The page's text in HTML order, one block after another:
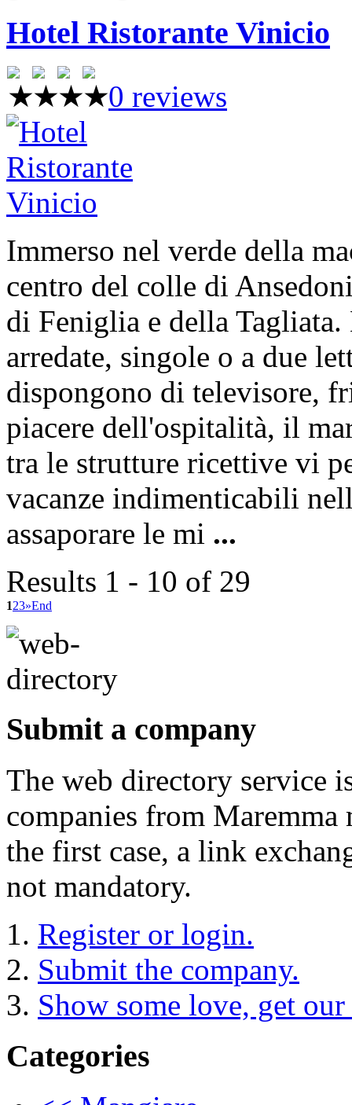
Hotel Ristorante Vinicio
0 reviews
Immerso nel verde della
centro del colle di
di Feniglia e della Tagliata.
arredate, singole o a due
dispongono di televisore,
piacere dell'ospitalità, il
tra le strutture ricettive vi
vacanze indimenticabili
assaporare le mi ...
Results 1 - 10 of 29
123»End
Submit a company
The web directory service
companies from
the first case, a link
not mandatory.
Register or login.
Submit the company.
Show some love, get
Categories